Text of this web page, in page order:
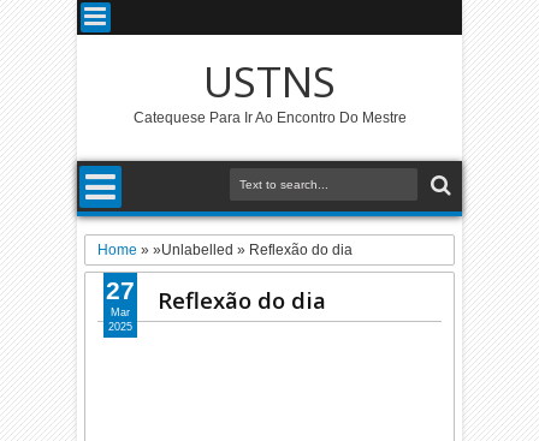
USTNS
Catequese Para Ir Ao Encontro Do Mestre
Home » »Unlabelled » Reflexão do dia
Reflexão do dia
27
Mar
2025